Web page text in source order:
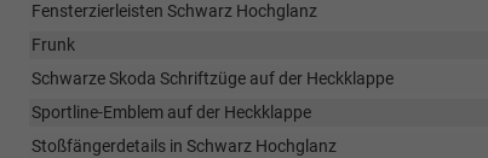
Fensterzierleisten Schwarz Hochglanz
Frunk
Schwarze Skoda Schriftzüge auf der Heckklappe
Sportline-Emblem auf der Heckklappe
Stoßfängerdetails in Schwarz Hochglanz